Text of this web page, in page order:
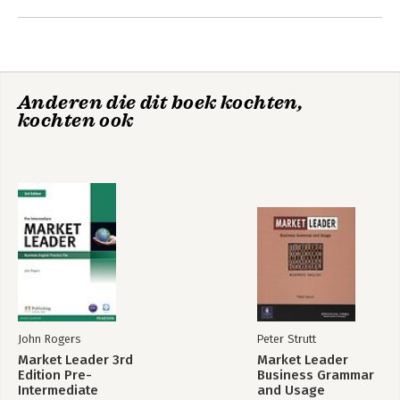
Bijlage: De afwerking van een werkstuk
Register
Anderen die dit boek kochten,
kochten ook
John Rogers
Market Leader 3rd
Edition Pre-
Intermediate
Peter Strutt
Market Leader
Business Grammar
and Usage